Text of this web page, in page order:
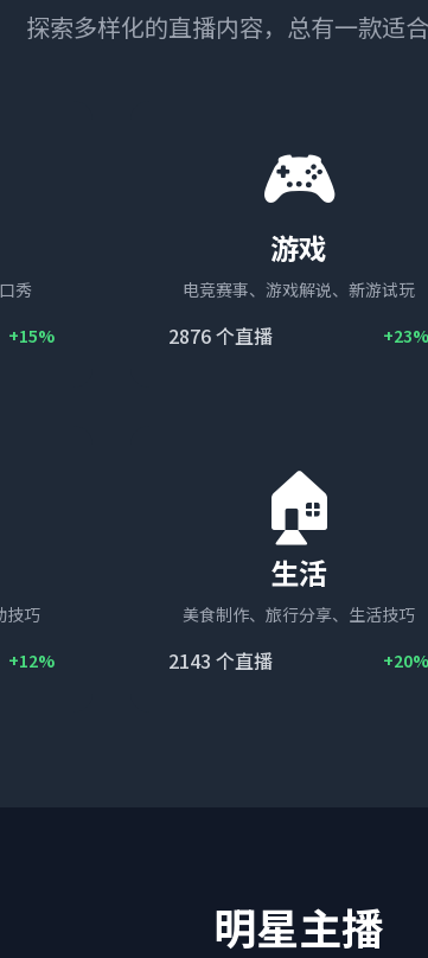
探索多样化的直播内容，总有一款适
秀
+15%
🎮
游戏
电竞赛事、游戏解说、新游试玩
2876个直播 +23%
技巧
+12%
🏠
生活
美食制作、旅行分享、生活技巧
2143 个直播 +20%
明星主播